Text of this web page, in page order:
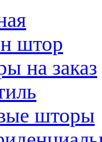
штор
на заказ
шторы